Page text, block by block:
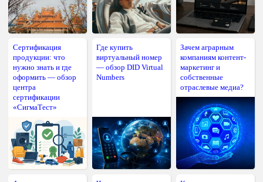
Сертификация
продукции: что
нужно знать и где
оформить — обзор
центра
сертификации
«СигмаТест»
Где купить
виртуальный номер
— обзор DID Virtual
Numbers
Зачем аграрным
компаниям контент-
маркетинг и
собственные
отраслевые медиа?